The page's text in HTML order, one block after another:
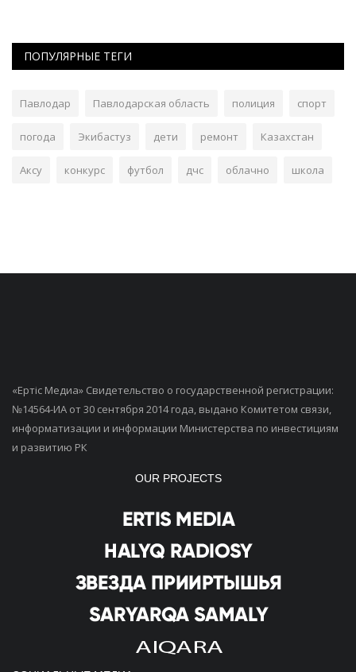
ПОПУЛЯРНЫЕ ТЕГИ
Павлодар Павлодарская область полиция спорт
погода Экибастуз дети ремонт Казахстан
Аксу конкурс футбол дчс облачно школа
«Ертiс Медиа» Свидетельство о государственной регистрации:
№14564-ИА от 30 сентября 2014 года, выдано Комитетом связи,
информатизации и информации Министерства по инвестициям
и развитию РК
OUR PROJECTS